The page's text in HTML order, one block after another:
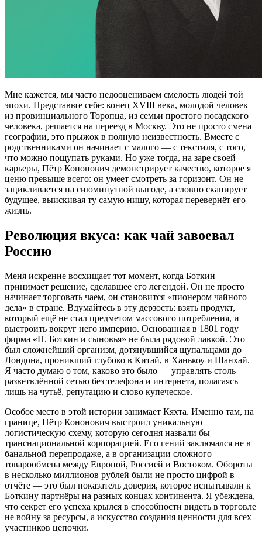
Мне кажется, мы часто недооцениваем смелость людей той
эпохи. Представьте себе: конец XVIII века, молодой человек
из провинциального Торопца, из семьи простого посадского
человека, решается на переезд в Москву. Это не просто смена
географии, это прыжок в полную неизвестность. Вместе с
родственниками он начинает с малого — с текстиля, с того,
что можно пощупать руками. Но уже тогда, на заре своей
карьеры, Пётр Кононович демонстрирует качество, которое я
ценю превыше всего: он умеет смотреть за горизонт. Он не
зацикливается на сиюминутной выгоде, а словно сканирует
будущее, выискивая ту самую нишу, которая перевернёт его
жизнь.
Революция вкуса: как чай завоевал
Россию
Меня искренне восхищает тот момент, когда Боткин
принимает решение, сделавшее его легендой. Он не просто
начинает торговать чаем, он становится «пионером чайного
дела» в стране. Вдумайтесь в эту дерзость: взять продукт,
который ещё не стал предметом массового потребления, и
выстроить вокруг него империю. Основанная в 1801 году
фирма «П. Боткин и сыновья» не была рядовой лавкой. Это
был сложнейший организм, дотянувшийся щупальцами до
Лондона, проникший глубоко в Китай, в Ханькоу и Шанхай.
Я часто думаю о том, каково это было — управлять столь
разветвлённой сетью без телефона и интернета, полагаясь
лишь на чутьё, репутацию и слово купеческое.
Особое место в этой истории занимает Кяхта. Именно там, на
границе, Пётр Кононович выстроил уникальную
логистическую схему, которую сегодня назвали бы
транснациональной корпорацией. Его гений заключался не в
банальной перепродаже, а в организации сложного
товарообмена между Европой, Россией и Востоком. Обороты
в несколько миллионов рублей были не просто цифрой в
отчёте — это был показатель доверия, которое испытывали к
Боткину партнёры на разных концах континента. Я убеждена,
что секрет его успеха крылся в способности видеть в торговле
не войну за ресурсы, а искусство создания ценности для всех
участников цепочки.